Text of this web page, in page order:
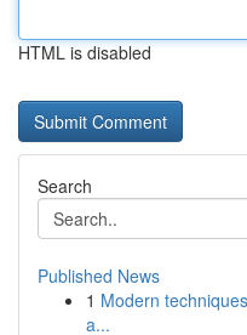
HTML is disabled
Search
Published News
1 Modern
a...